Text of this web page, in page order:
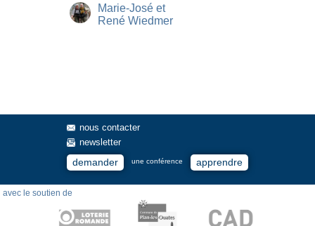
Marie-José et
René Wiedmer
nous contacter
newsletter
demander une conférence apprendre
avec le soutien de